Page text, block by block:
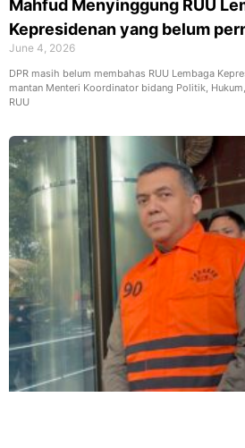
Mahfud Menyinggung RUU
Kepresidenan yang belum
June 4, 2026
DPR masih belum membahas RUU Lembaga
mantan Menteri Koordinator bidang Politik,
RUU